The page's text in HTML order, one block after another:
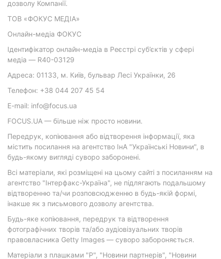
дозволу Компанії.
ТОВ «ФОКУС МЕДІА»
Онлайн-медіа ФОКУС
Ідентифікатор онлайн-медіа в Реєстрі суб’єктів у сфері
медіа — R40-03129
Адреса: 01133, м. Київ, бульвар Лесі Українки, 26
Телефон: +38 044 207 45 54
E-mail: info@focus.ua
FOCUS.UA — більше ніж просто новини.
Передрук, копіювання або відтворення інформації, яка
містить посилання на агентство ІнА "Українські Новини", в
будь-якому вигляді суворо заборонені.
Всі матеріали, які розміщені на цьому сайті з посиланням на
агентство "Інтерфакс-Україна", не підлягають подальшому
відтворенню та/чи розповсюдженню в будь-якій формі,
інакше як з письмового дозволу агентства.
Будь-яке копіювання, передрук та відтворення
фотографічних творів та/або аудіовізуальних творів
правовласника Getty Images — суворо забороняється.
Матеріали з плашками "Р", "Новини партнерів", "Новини